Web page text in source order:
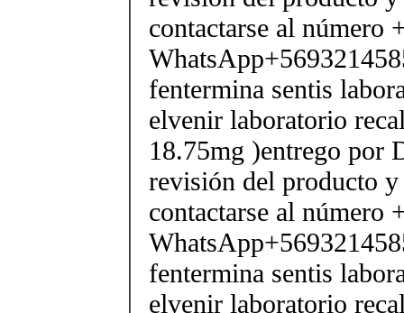
contactarse al número
fentermina sentis
elvenir laboratorio
18.75mg )entrego por
revisión del producto
contactarse al número
fentermina sentis
elvenir laboratorio